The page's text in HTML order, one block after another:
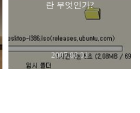
란 무엇인가?
2007.08.01